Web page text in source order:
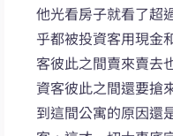
他光看房子就看了超
乎都被投資客用現金
客彼此之間賣來賣去
資客彼此之間還要搶
到這間公寓的原因還